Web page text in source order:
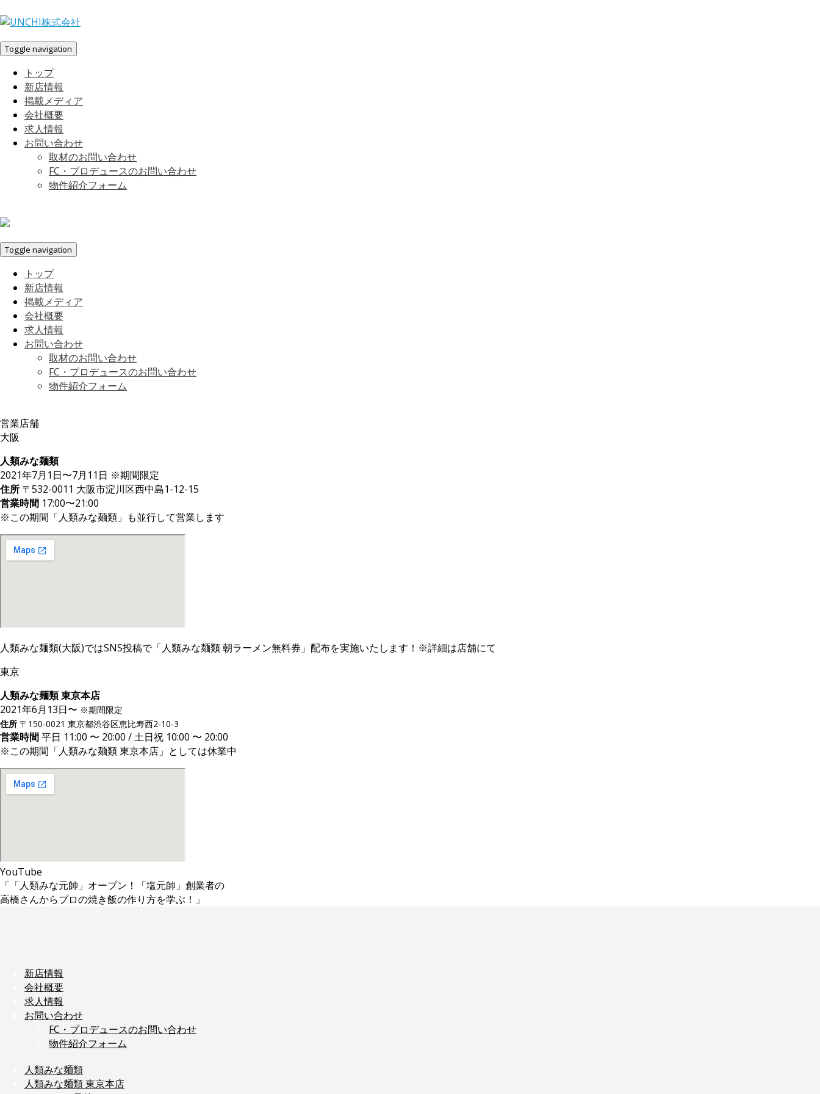
Toggle navigation
トップ
新店情報
掲載メディア
会社概要
求人情報
お問い合わせ
取材のお問い合わせ
FC・プロデュースのお問い合わせ
物件紹介フォーム
Toggle navigation
トップ
新店情報
掲載メディア
会社概要
求人情報
お問い合わせ
取材のお問い合わせ
FC・プロデュースのお問い合わせ
物件紹介フォーム
営業店舗
大阪
人類みな麺類
2021年7月1日〜7月11日 ※期間限定
住所 〒532-0011 大阪市淀川区西中島1-12-15
営業時間 17:00〜21:00
※この期間「人類みな麺類」も並行して営業します
人類みな麺類(大阪)ではSNS投稿で「人類みな麺類 朝ラーメン無料券」配布を実施いたします！※詳細は店舗にて
東京
人類みな麺類 東京本店
2021年6月13日〜 ※期間限定
住所 〒150-0021 東京都渋谷区恵比寿西2-10-3
営業時間平日 11:00 〜 20:00 / 土日祝 10:00 〜 20:00
※この期間「人類みな麺類 東京本店」としては休業中
YouTube
「「人類みな元帥」オープン！「塩元帥」創業者の
高橋さんからプロの焼き飯の作り方を学ぶ！」
新店情報
会社概要
求人情報
お問い合わせ
FC・プロデュースのお問い合わせ
物件紹介フォーム
人類みな麺類
人類みな麺類 東京本店